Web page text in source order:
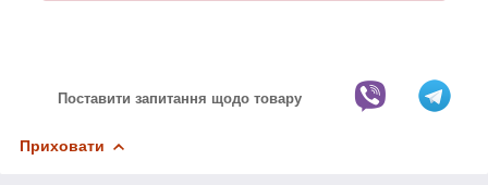
Поставити запитання щодо товару
Приховати